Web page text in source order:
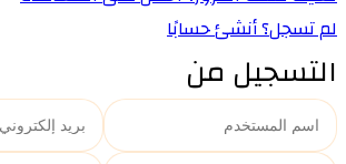
لم تسجل؟ أنشئ حسابًا
التسجيل من